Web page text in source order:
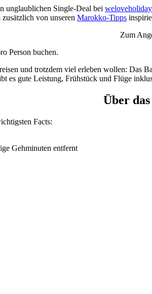
unglaublichen Single-Deal bei
von unseren Marokko-Tipps
Zum
Person buchen.
und trotzdem viel erleben wollen: Das
es gute Leistung, Frühstück und Flüge
Über
Facts:
Gehminuten entfernt